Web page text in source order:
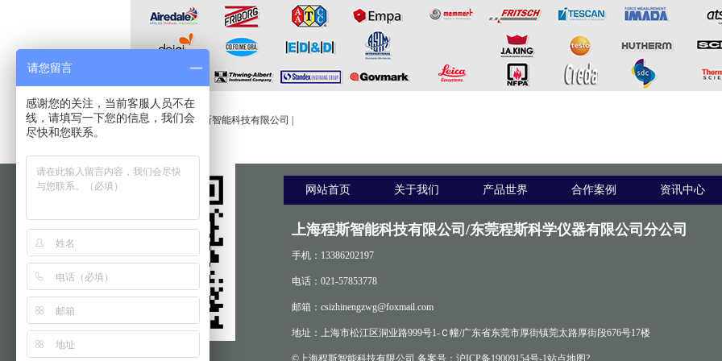
友情链接:
程斯智能|上海程斯智能科技有限公司
网站首页 关于我们 产品世界 合作案例 资讯中心
上海程斯智能科技有限公司/东莞程斯科学仪器有限公司分公司
手机：13386202197
电话：021-57853778
邮箱：csizhinengzwg@foxmail.com
地址：上海市松江区洞业路999号1-Ｃ幢/广东省东莞市厚街镇莞太路厚街段676号17楼
©上海程斯智能科技有限公司 备案号： 沪ICP备19009154号-1 站点地图?
请您留言
感谢您的关注，当前客服人员不在
线，请填写一下您的信息，我们会
尽快和您联系。